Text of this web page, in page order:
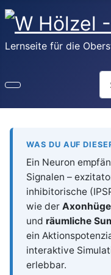
Lernseite für die
WAS DU AUF
Ein Neuron
Signalen –
inhibitorische
wie der
und räumliche
ein
interaktive
erlebbar.